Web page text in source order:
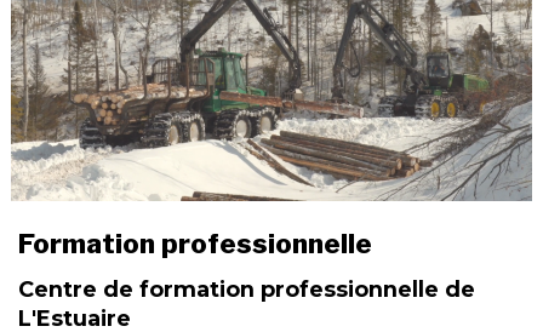
Formation professionnelle
Centre de formation professionnelle de
L'Estuaire